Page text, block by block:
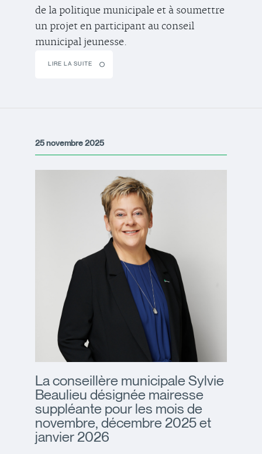
de la politique municipale et à soumettre
un projet en participant au conseil
municipal jeunesse.
LIRE LA SUITE
25 novembre 2025
La conseillère municipale Sylvie
Beaulieu désignée mairesse
suppléante pour les mois de
novembre, décembre 2025 et
janvier 2026